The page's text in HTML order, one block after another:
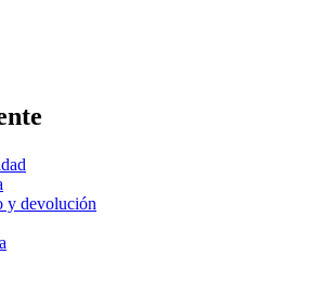
y devolución